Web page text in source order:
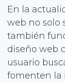
En la
web no solo
también
diseño web
usuario
fomenten la